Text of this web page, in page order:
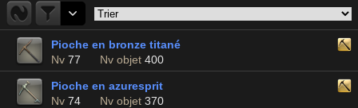
Pioche en bronze titané
Nv 77 Nv objet 400
Pioche en azuresprit
Nv 74 Nv objet 370